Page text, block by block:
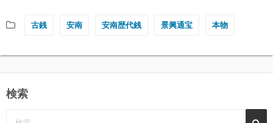
古銭 安南 安南歴代銭 景興通宝 本物
検索